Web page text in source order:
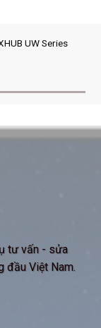
UW Series
tư vấn - sửa
đầu Việt Nam.